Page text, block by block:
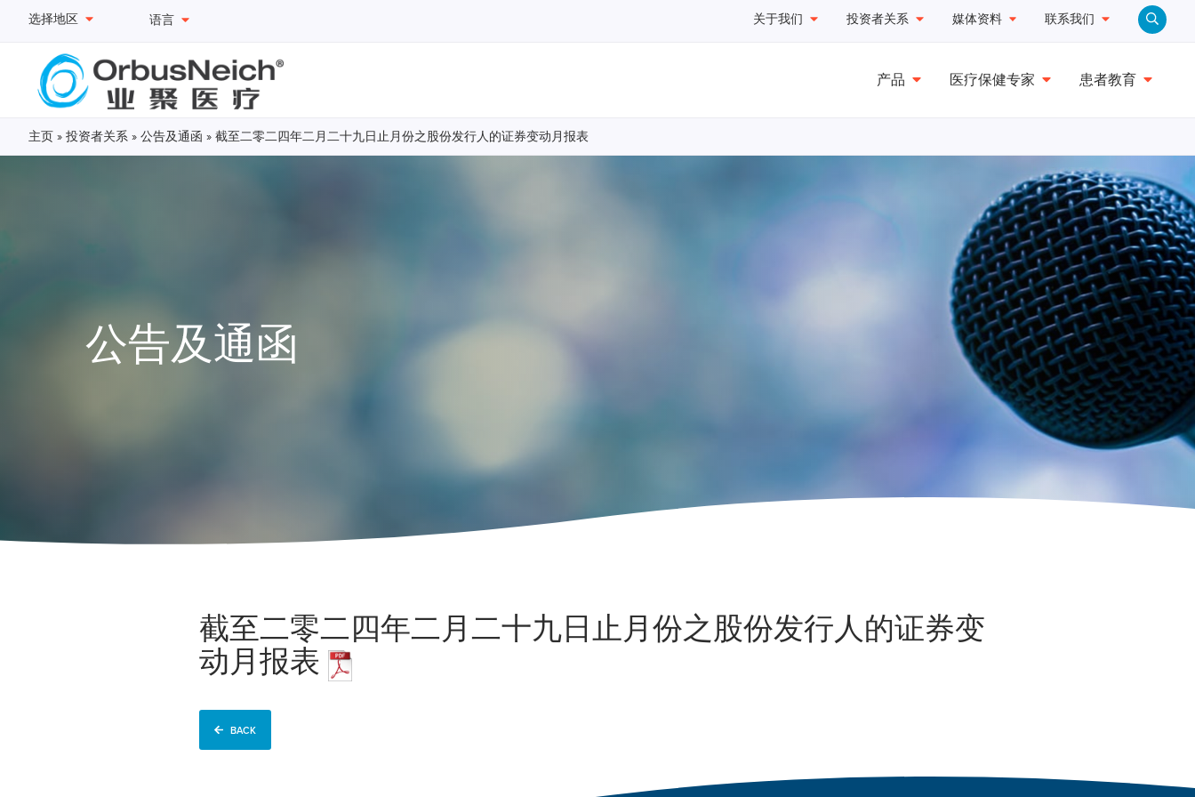
选择地区 语言 关于我们 投资者关系 媒体资料 联系我们
产品 医疗保健专家 患者教育
主页 » 投资者关系 » 公告及通函 » 截至二零二四年二月二十九日止月份之股份发行人的证券变动月报表
公告及通函
截至二零二四年二月二十九日止月份之股份发行人的证券变
动月报表
BACK